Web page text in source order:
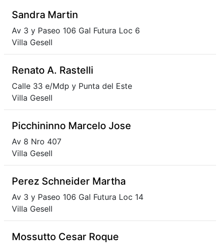
Sandra Martin
Av 3 y Paseo 106 Gal Futura Loc 6
Villa Gesell
Renato A. Rastelli
Calle 33 e/Mdp y Punta del Este
Villa Gesell
Picchininno Marcelo Jose
Av 8 Nro 407
Villa Gesell
Perez Schneider Martha
Av 3 y Paseo 106 Gal Futura Loc 14
Villa Gesell
Mossutto Cesar Roque